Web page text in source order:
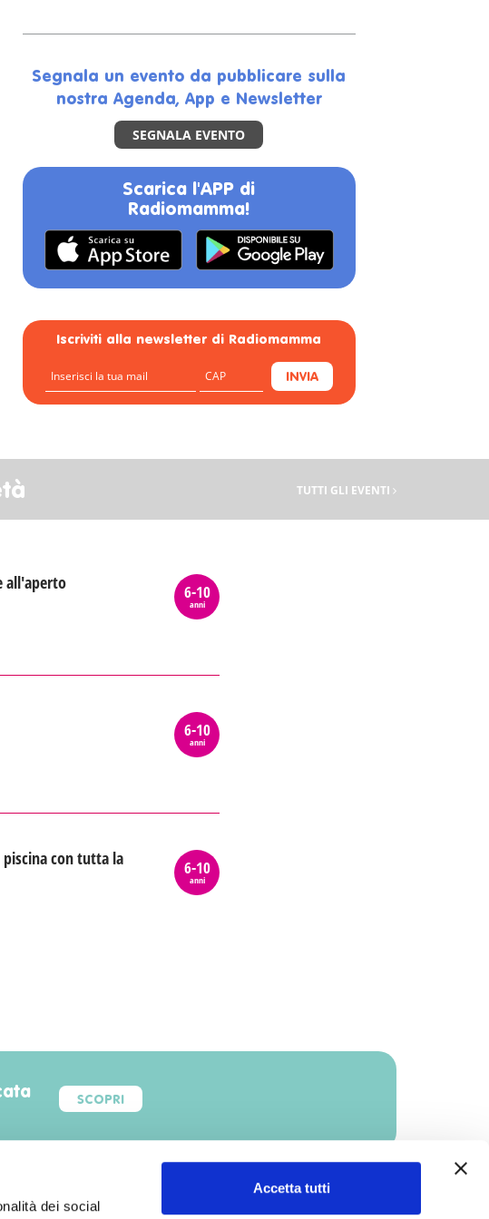
dei social
Accetta tutti
Segnala un evento da pubblicare sulla
nostra Agenda, App e Newsletter
SEGNALA EVENTO
Scarica l'APP di
Radiomamma!
Iscriviti alla newsletter di Radiomamma
INVIA
TUTTI GLI EVENTI
all'aperto 6-10
anni
6-10
anni
con tutta la 6-10
anni
SCOPRI